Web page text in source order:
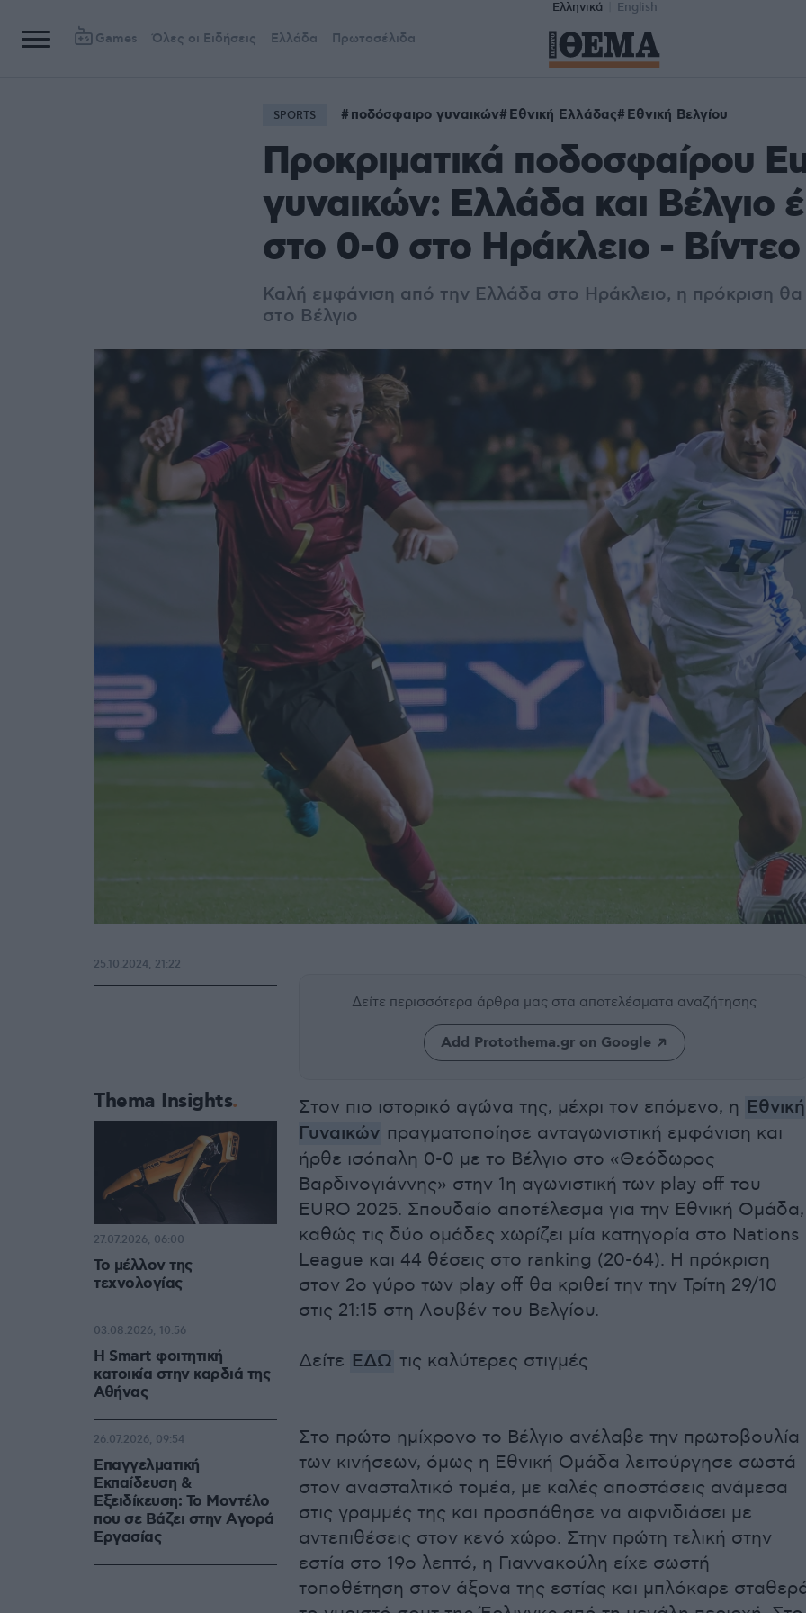
Ελληνικά English
Games Όλες οι Ειδήσεις Ελλάδα Πρωτοσέλιδα
SPORTS ποδόσφαιρο γυναικών Εθνική Ελλάδας Εθνική Βελγίου
Προκριματικά ποδοσφαίρου
γυναικών: Ελλάδα και Βέλγιο
στο 0-0 στο Ηράκλειο - Βίντεο
Καλή εμφάνιση από την Ελλάδα στο Ηράκλειο, η πρόκριση θα
στο Βέλγιο
Δείτε περισσότερα άρθρα μας στα αποτελέσματα αναζήτησης
Add Protothema.gr on Google
Στον πιο ιστορικό αγώνα της, μέχρι τον επόμενο, η Εθνική
Γυναικών πραγματοποίησε ανταγωνιστική εμφάνιση και
ήρθε ισόπαλη 0-0 με το Βέλγιο στο «Θεόδωρος
Βαρδινογιάννης» στην 1η αγωνιστική των play off του
EURO 2025. Σπουδαίο αποτέλεσμα για την Εθνική Ομάδα,
καθώς τις δύο ομάδες χωρίζει μία κατηγορία στο Nations
League και 44 θέσεις στο ranking (20-64). Η πρόκριση
στον 2ο γύρο των play off θα κριθεί την την Τρίτη 29/10
στις 21:15 στη Λουβέν του Βελγίου.
Δείτε ΕΔΩ τις καλύτερες στιγμές
Στο πρώτο ημίχρονο το Βέλγιο ανέλαβε την πρωτοβουλία
των κινήσεων, όμως η Εθνική Ομάδα λειτούργησε σωστά
στον ανασταλτικό τομέα, με καλές αποστάσεις ανάμεσα
στις γραμμές της και προσπάθησε να αιφνιδιάσει με
αντεπιθέσεις στον κενό χώρο. Στην πρώτη τελική στην
εστία στο 19ο λεπτό, η Γιαννακούλη είχε σωστή
τοποθέτηση στον άξονα της εστίας και μπλόκαρε
25.10.2024, 21:22
Thema Insights
Το μέλλον της
τεχνολογίας
27.07.2026, 06:00
Η Smart φοιτητική
κατοικία στην καρδιά της
Αθήνας
03.08.2026, 10:56
Επαγγελματική
Εκπαίδευση &
Εξειδίκευση: Το Mοντέλο
που σε Bάζει στην Aγορά
Eργασίας
26.07.2026, 09:54